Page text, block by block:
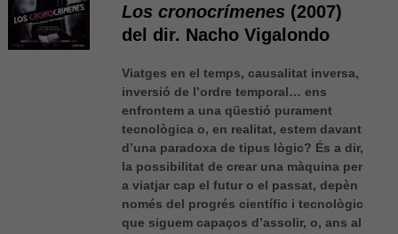
Los cronocrímenes (2007)
del dir. Nacho Vigalondo
Viatges en el temps, causalitat inversa,
inversió de l’ordre temporal… ens
enfrontem a una qüestió purament
tecnològica o, en realitat, estem davant
d’una paradoxa de tipus lògic? És a dir,
la possibilitat de crear una màquina per
a viatjar cap el futur o el passat, depèn
només del progrés científic i tecnològic
que siguem capaços d’assolir, o, ans al